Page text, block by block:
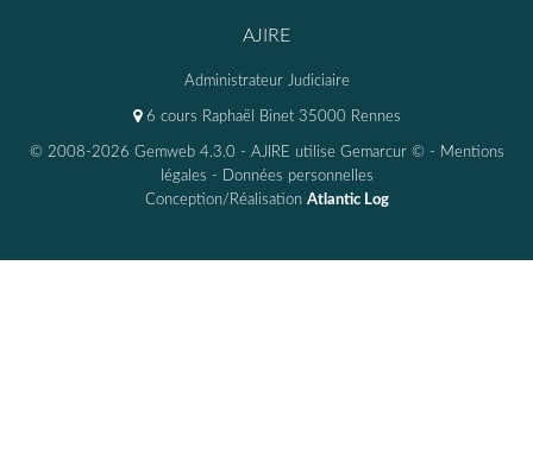
AJIRE
Administrateur Judiciaire
6 cours Raphaël Binet 35000 Rennes
© 2008-2026 Gemweb 4.3.0 - AJIRE utilise Gemarcur © - Mentions
légales - Données personnelles
Conception/Réalisation Atlantic Log